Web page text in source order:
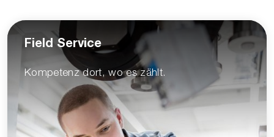
Field Service
Kompetenz dort, wo es zählt.